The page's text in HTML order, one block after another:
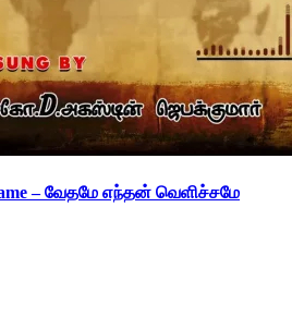
– வேதமே எந்தன் வெளிச்சமே